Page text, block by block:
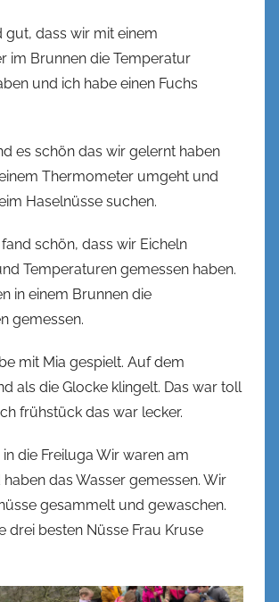
gut, dass wir mit einem
im Brunnen die Temperatur
und ich habe einen Fuchs
es schön das wir gelernt haben
Thermometer umgeht und
Haselnüsse suchen.
fand schön, dass wir Eicheln
Temperaturen gemessen haben.
in einem Brunnen die
gemessen.
mit Mia gespielt. Auf dem
als die Glocke klingelt. Das war toll
frühstück das war lecker.
die Freiluga Wir waren am
das Wasser gemessen. Wir
gesammelt und gewaschen.
drei besten Nüsse Frau Kruse